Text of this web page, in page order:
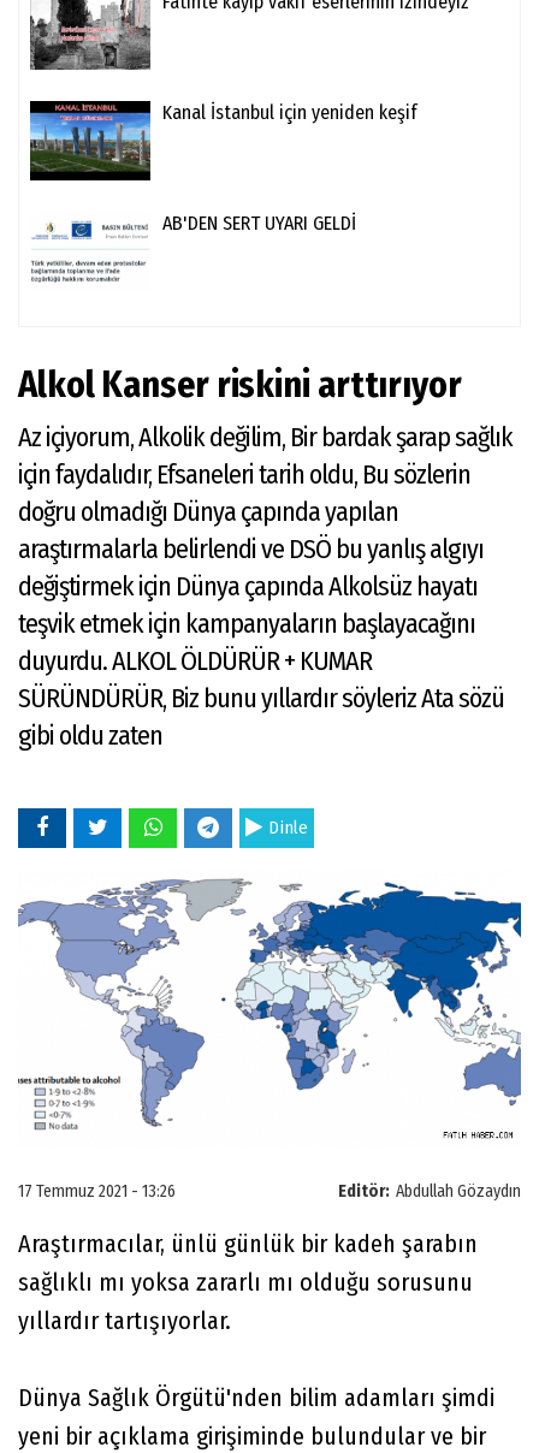
Kanal İstanbul için yeniden keşif
AB'DEN SERT UYARI GELDİ
Alkol Kanser riskini arttırıyor
Az içiyorum, Alkolik değilim, Bir bardak şarap sağlık
için faydalıdır, Efsaneleri tarih oldu, Bu sözlerin
doğru olmadığı Dünya çapında yapılan
araştırmalarla belirlendi ve DSÖ bu yanlış algıyı
değiştirmek için Dünya çapında Alkolsüz hayatı
teşvik etmek için kampanyaların başlayacağını
duyurdu. ALKOL ÖLDÜRÜR + KUMAR
SÜRÜNDÜRÜR, Biz bunu yıllardır söyleriz Ata sözü
gibi oldu zaten
Dinle
Editör: Abdullah Gözaydın
17 Temmuz 2021 - 13:26
Araştırmacılar, ünlü günlük bir kadeh şarabın
sağlıklı mı yoksa zararlı mı olduğu sorusunu
yıllardır tartışıyorlar.
Dünya Sağlık Örgütü'nden bilim adamları şimdi
yeni bir açıklama girişiminde bulundular ve bir